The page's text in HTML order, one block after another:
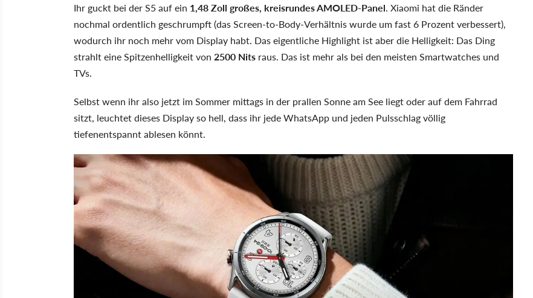
Ihr guckt bei der S5 auf ein 1,48 Zoll großes, kreisrundes AMOLED-Panel. Xiaomi hat die Ränder
nochmal ordentlich geschrumpft (das Screen-to-Body-Verhältnis wurde um fast 6 Prozent verbessert),
wodurch ihr noch mehr vom Display habt. Das eigentliche Highlight ist aber die Helligkeit: Das Ding
strahlt eine Spitzenhelligkeit von 2500 Nits raus. Das ist mehr als bei den meisten Smartwatches und
TVs.
Selbst wenn ihr also jetzt im Sommer mittags in der prallen Sonne am See liegt oder auf dem Fahrrad
sitzt, leuchtet dieses Display so hell, dass ihr jede WhatsApp und jeden Pulsschlag völlig
tiefenentspannt ablesen könnt.